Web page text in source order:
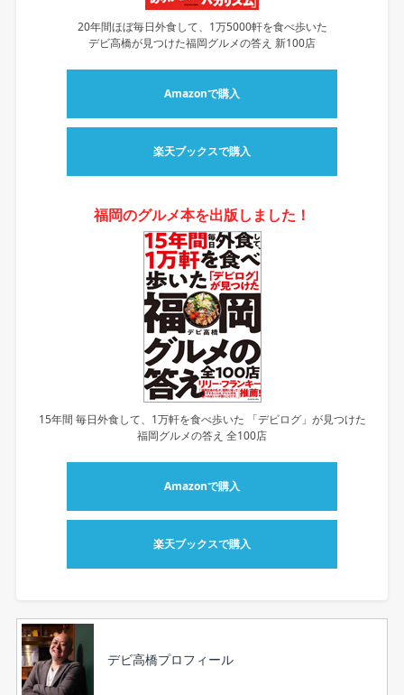
20年間ほぼ毎日外食して、1万5000軒を食べ歩いた
デビ高橋が見つけた福岡グルメの答え 新100店
Amazonで購入
楽天ブックスで購入
福岡のグルメ本を出版しました！
15年間 毎日外食して、1万軒を食べ歩いた 「デビログ」が見つけた
福岡グルメの答え 全100店
Amazonで購入
楽天ブックスで購入
デビ高橋プロフィール